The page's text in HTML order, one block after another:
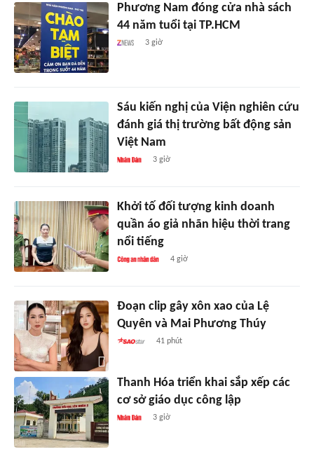
Phương Nam đóng cửa nhà sách
44 năm tuổi tại TP.HCM
3 giờ
Sáu kiến nghị của Viện nghiên cứu
đánh giá thị trường bất động sản
Việt Nam
3 giờ
Khởi tố đối tượng kinh doanh
quần áo giả nhãn hiệu thời trang
nổi tiếng
4 giờ
Đoạn clip gây xôn xao của Lệ
Quyên và Mai Phương Thúy
41 phút
Thanh Hóa triển khai sắp xếp các
cơ sở giáo dục công lập
3 giờ